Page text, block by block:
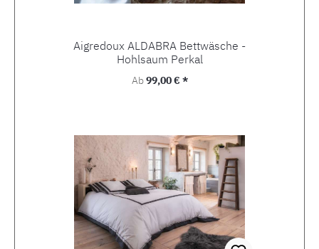
Aigredoux ALDABRA Bettwäsche -
Hohlsaum Perkal
Regulärer Preis:
Ab99,00 € *